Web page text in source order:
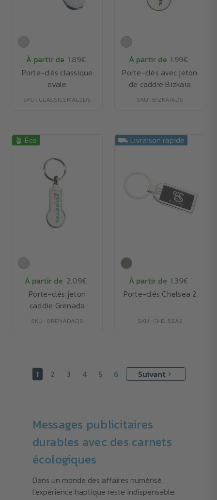
À partir de 1.89€
Porte-clés classique
ovale
SKU : CLASSICSMALLDS
À partir de 1.99€
Porte-clés avec jeton
de caddie Bizkaia
SKU : BIZKAIADS
🪴 Éco
À partir de 2.09€
Porte-clés jeton
caddie Grenada
SKU : GRENADADS
⛟ Livraison rapide
À partir de 1.39€
Porte-clés Chelsea 2
SKU : CHELSEA2
1 2 3 4 5 6 Suivant
Messages publicitaires
durables avec des carnets
écologiques
Dans un monde des affaires numérisé,
l'expérience haptique reste indispensable.